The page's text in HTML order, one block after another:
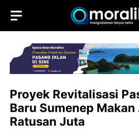
content
Proyek Revitalisasi
Baru Sumenep
Ratusan Juta